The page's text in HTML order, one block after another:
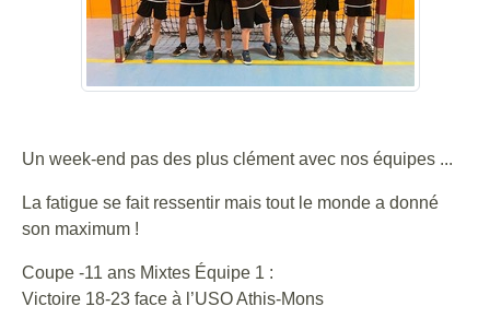
Un week-end pas des plus clément avec nos équipes ...
La fatigue se fait ressentir mais tout le monde a donné
son maximum !
Coupe -11 ans Mixtes Équipe 1 :
Victoire 18-23 face à l’USO Athis-Mons